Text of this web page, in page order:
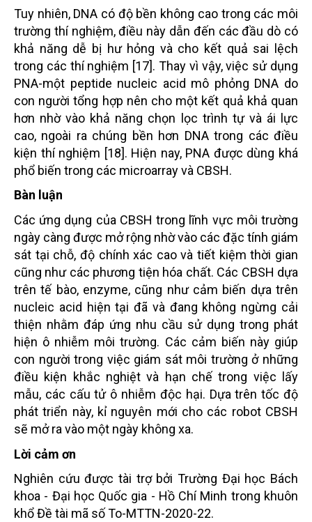
Tuy nhiên, DNA có độ bền không cao trong các môi
trường thí nghiệm, điều này dẫn đến các đầu dò có
khả năng dễ bị hư hỏng và cho kết quả sai lệch
trong các thí nghiệm [17]. Thay vì vậy, việc sử dụng
PNA-một peptide nucleic acid mô phỏng DNA do
con người tổng hợp nên cho một kết quả khả quan
hơn nhờ vào khả năng chọn lọc trình tự và ái lực
cao, ngoài ra chúng bền hơn DNA trong các điều
kiện thí nghiệm [18]. Hiện nay, PNA được dùng khá
phổ biến trong các microarray và CBSH.
Bàn luận
Các ứng dụng của CBSH trong lĩnh vực môi trường
ngày càng được mở rộng nhờ vào các đặc tính giám
sát tại chỗ, độ chính xác cao và tiết kiệm thời gian
cũng như các phương tiện hóa chất. Các CBSH dựa
trên tế bào, enzyme, cũng như cảm biến dựa trên
nucleic acid hiện tại đã và đang không ngừng cải
thiện nhằm đáp ứng nhu cầu sử dụng trong phát
hiện ô nhiễm môi trường. Các cảm biến này giúp
con người trong việc giám sát môi trường ở những
điều kiện khắc nghiệt và hạn chế trong việc lấy
mẫu, các cấu tử ô nhiễm độc hại. Dựa trên tốc độ
phát triển này, kỉ nguyên mới cho các robot CBSH
sẽ mở ra vào một ngày không xa.
Lời cảm ơn
Nghiên cứu được tài trợ bởi Trường Đại học Bách
khoa - Đại học Quốc gia - Hồ Chí Minh trong khuôn
khổ Đề tài mã số To-MTTN-2020-22.